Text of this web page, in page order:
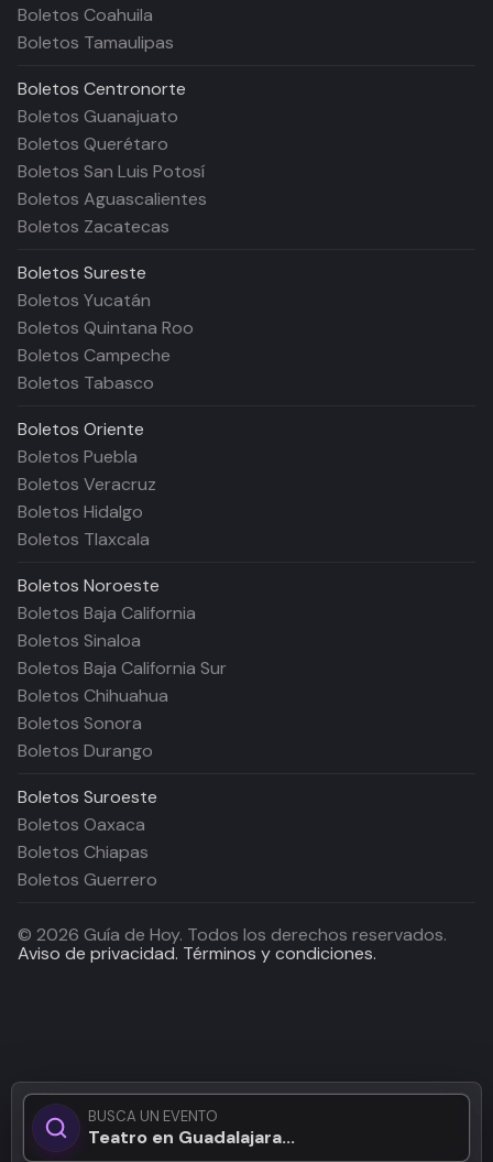
BUSCA UN EVENTO
Teatro en Guadalajara...
Boletos Coahuila
Boletos Tamaulipas
Boletos Centronorte
Boletos Guanajuato
Boletos Querétaro
Boletos San Luis Potosí
Boletos Aguascalientes
Boletos Zacatecas
Boletos Sureste
Boletos Yucatán
Boletos Quintana Roo
Boletos Campeche
Boletos Tabasco
Boletos Oriente
Boletos Puebla
Boletos Veracruz
Boletos Hidalgo
Boletos Tlaxcala
Boletos Noroeste
Boletos Baja California
Boletos Sinaloa
Boletos Baja California Sur
Boletos Chihuahua
Boletos Sonora
Boletos Durango
Boletos Suroeste
Boletos Oaxaca
Boletos Chiapas
Boletos Guerrero
© 2026 Guía de Hoy. Todos los derechos reservados.
Aviso de privacidad. Términos y condiciones.